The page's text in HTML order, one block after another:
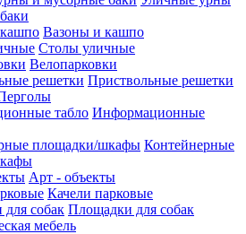
Вазоны и кашпо
Столы уличные
Велопарковки
Приствольные решетки
Информационные
Контейнерные
Арт - объекты
Качели парковые
Площадки для собак
мебель